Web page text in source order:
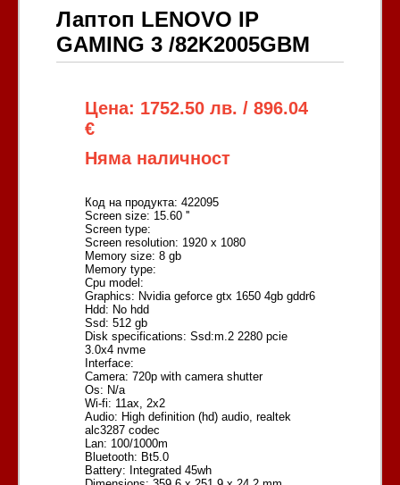
Лаптоп LENOVO IP
GAMING 3 /82K2005GBM
Цена: 1752.50 лв. / 896.04
€
Няма наличност
Код на продукта: 422095
Screen size: 15.60 ''
Screen type:
Screen resolution: 1920 x 1080
Memory size: 8 gb
Memory type:
Cpu model:
Graphics: Nvidia geforce gtx 1650 4gb gddr6
Hdd: No hdd
Ssd: 512 gb
Disk specifications: Ssd:m.2 2280 pcie
3.0x4 nvme
Interface:
Camera: 720p with camera shutter
Os: N/a
Wi-fi: 11ax, 2x2
Audio: High definition (hd) audio, realtek
alc3287 codec
Lan: 100/1000m
Bluetooth: Bt5.0
Battery: Integrated 45wh